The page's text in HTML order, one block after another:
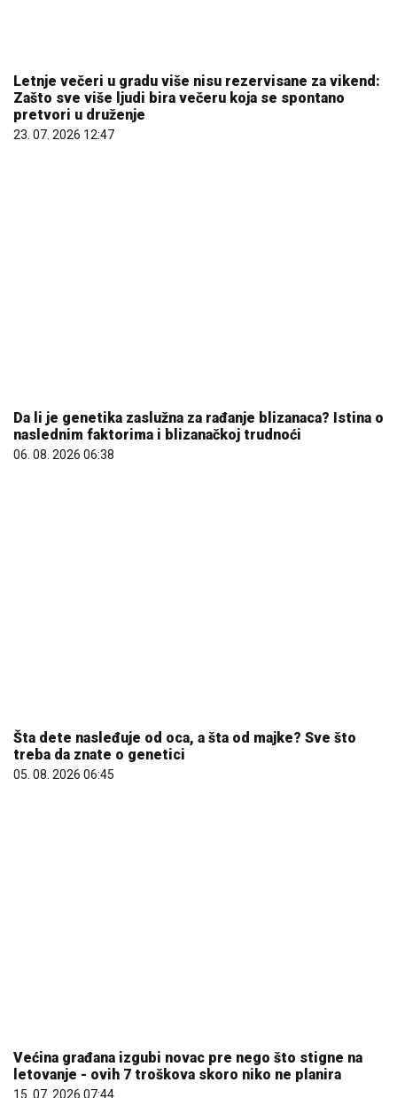
Letnje večeri u gradu više nisu rezervisane za vikend:
Zašto sve više ljudi bira večeru koja se spontano
pretvori u druženje
23. 07. 2026 12:47
06. 08. 2026 06:38